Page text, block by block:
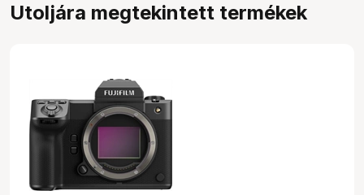
Utoljára megtekintett termékek